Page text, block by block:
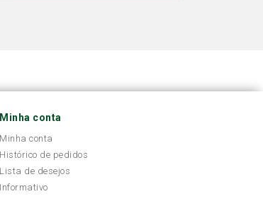
Minha conta
Minha conta
Histórico de pedidos
Lista de desejos
Informativo